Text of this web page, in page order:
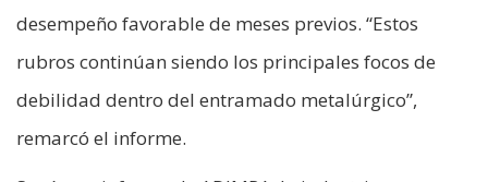
desempeño favorable de meses previos. “Estos
rubros continúan siendo los principales focos de
debilidad dentro del entramado metalúrgico”,
remarcó el informe.